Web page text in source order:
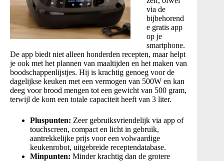
via de
bijbehorend
e gratis app
op je
smartphone.
De app biedt niet alleen honderden recepten, maar helpt
je ook met het plannen van maaltijden en het maken van
boodschappenlijstjes. Hij is krachtig genoeg voor de
dagelijkse keuken met een vermogen van 500W en kan
deeg voor brood mengen tot een gewicht van 500 gram,
terwijl de kom een totale capaciteit heeft van 3 liter.
Pluspunten: Zeer gebruiksvriendelijk via app of
touchscreen, compact en licht in gebruik,
aantrekkelijke prijs voor een volwaardige
keukenrobot, uitgebreide receptendatabase.
Minpunten: Minder krachtig dan de grotere